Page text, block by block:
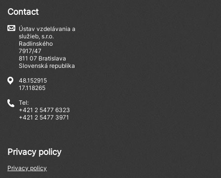
Contact
Ústav vzdelávania a
služieb, s.r.o.
Radlinského
7917/47
811 07 Bratislava
Slovenská republika
48.152915
17.118265
Tel:
+421 2 5477 6323
+421 2 5477 3971
Privacy policy
Privacy policy